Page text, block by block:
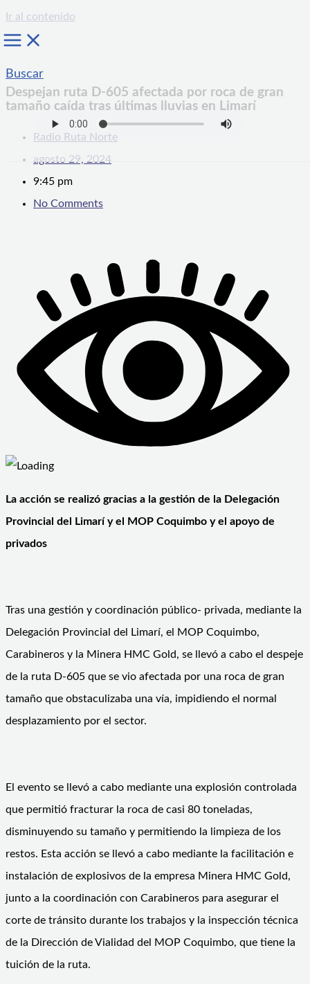
Ir al contenido
Buscar
Despejan ruta D-605 afectada por roca de gran
tamaño caída tras últimas lluvias en Limarí
Radio Ruta Norte
agosto 29, 2024
9:45 pm
No Comments
La acción se realizó gracias a la gestión de la Delegación
Provincial del Limarí y el MOP Coquimbo y el apoyo de
privados
Tras una gestión y coordinación público- privada, mediante la
Delegación Provincial del Limarí, el MOP Coquimbo,
Carabineros y la Minera HMC Gold, se llevó a cabo el despeje
de la ruta D-605 que se vio afectada por una roca de gran
tamaño que obstaculizaba una vía, impidiendo el normal
desplazamiento por el sector.
El evento se llevó a cabo mediante una explosión controlada
que permitió fracturar la roca de casi 80 toneladas,
disminuyendo su tamaño y permitiendo la limpieza de los
restos. Esta acción se llevó a cabo mediante la facilitación e
instalación de explosivos de la empresa Minera HMC Gold,
junto a la coordinación con Carabineros para asegurar el
corte de tránsito durante los trabajos y la inspección técnica
de la Dirección de Vialidad del MOP Coquimbo, que tiene la
tuición de la ruta.